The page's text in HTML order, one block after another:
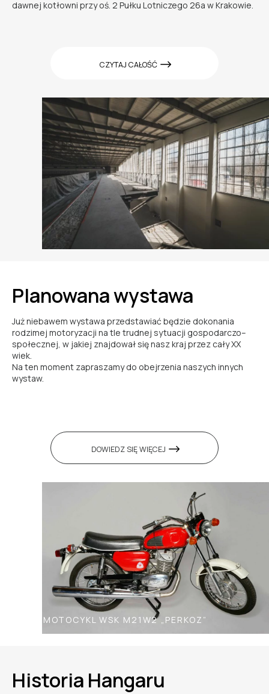
dawnej kotłowni przy oś. 2 Pułku Lotniczego 26a w Krakowie.
CZYTAJ CAŁOŚĆ
Planowana wystawa
Już niebawem wystawa przedstawiać będzie dokonania
rodzimej motoryzacji na tle trudnej sytuacji gospodarczo–
społecznej, w jakiej znajdował się nasz kraj przez cały XX
wiek.
Na ten moment zapraszamy do obejrzenia naszych innych
wystaw.
DOWIEDZ SIĘ WIĘCEJ
MOTOCYKL WSK M21W2 „PERKOZ”
Historia Hangaru